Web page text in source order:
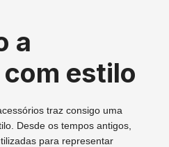
a
estilo
traz consigo uma
Desde os tempos antigos,
para representar